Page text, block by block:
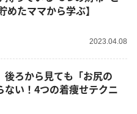
めたママから学ぶ】
2023.04.08
後ろから見ても「お尻の
ない！4つの着痩せテクニ